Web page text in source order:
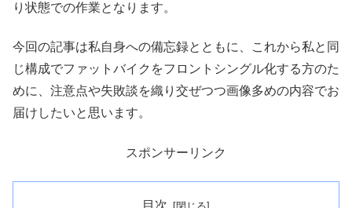
り状態での作業となります。
今回の記事は私自身への備忘録とともに、これから私と同
じ構成でファットバイクをフロントシングル化する方のた
めに、注意点や失敗談を織り交ぜつつ画像多めの内容でお
届けしたいと思います。
スポンサーリンク